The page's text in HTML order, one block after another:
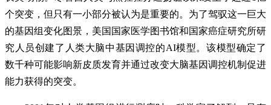
个突变，但只有一小部分被认为是重要的。为了驾驭这一巨大
的基因组变化图景，美国国家医学图书馆和国家癌症研究所研
究人员创建了人类大脑中基因调控的AI模型。该模型确定了
数千种可能影响新皮质发育并通过改变大脑基因调控机制促进
能力获得的突变。